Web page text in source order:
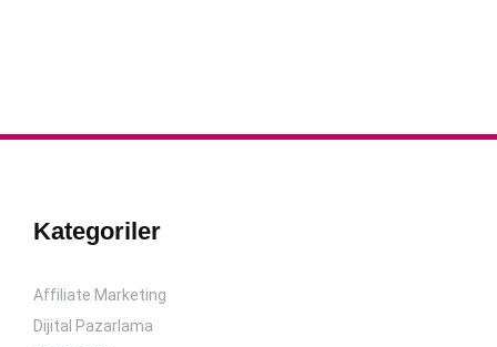
Kategoriler
Affiliate Marketing
Dijital Pazarlama